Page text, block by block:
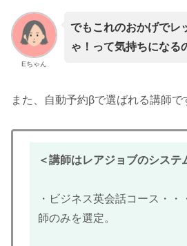
Eちゃん
でもこれのおかげでレ
ゃ！って気持ちになる
また、自動予約βで選ばれる講師で
＜講師はレアジョブのシステ
・ビジネス英会話コース・
師のみを選定。